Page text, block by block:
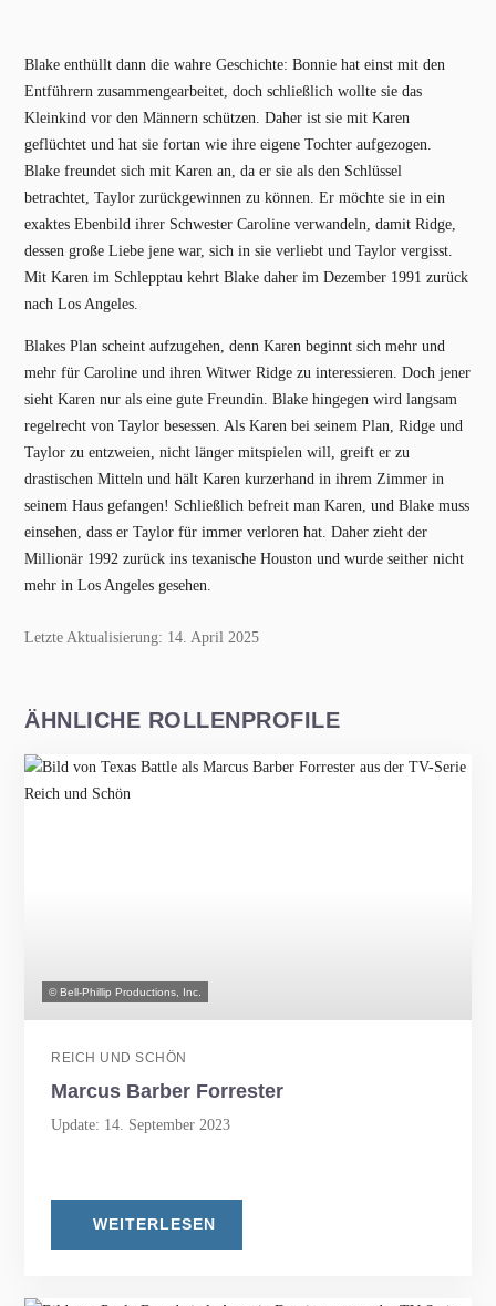
Blake enthüllt dann die wahre Geschichte: Bonnie hat einst mit den
Entführern zusammengearbeitet, doch schließlich wollte sie das
Kleinkind vor den Männern schützen. Daher ist sie mit Karen
geflüchtet und hat sie fortan wie ihre eigene Tochter aufgezogen.
Blake freundet sich mit Karen an, da er sie als den Schlüssel
betrachtet, Taylor zurückgewinnen zu können. Er möchte sie in ein
exaktes Ebenbild ihrer Schwester Caroline verwandeln, damit Ridge,
dessen große Liebe jene war, sich in sie verliebt und Taylor vergisst.
Mit Karen im Schlepptau kehrt Blake daher im Dezember 1991 zurück
nach Los Angeles.
Blakes Plan scheint aufzugehen, denn Karen beginnt sich mehr und
mehr für Caroline und ihren Witwer Ridge zu interessieren. Doch jener
sieht Karen nur als eine gute Freundin. Blake hingegen wird langsam
regelrecht von Taylor besessen. Als Karen bei seinem Plan, Ridge und
Taylor zu entzweien, nicht länger mitspielen will, greift er zu
drastischen Mitteln und hält Karen kurzerhand in ihrem Zimmer in
seinem Haus gefangen! Schließlich befreit man Karen, und Blake muss
einsehen, dass er Taylor für immer verloren hat. Daher zieht der
Millionär 1992 zurück ins texanische Houston und wurde seither nicht
mehr in Los Angeles gesehen.
Letzte Aktualisierung: 14. April 2025
ÄHNLICHE ROLLENPROFILE
© Bell-Phillip Productions, Inc.
REICH UND SCHÖN
Marcus Barber Forrester
Update: 14. September 2023
WEITERLESEN